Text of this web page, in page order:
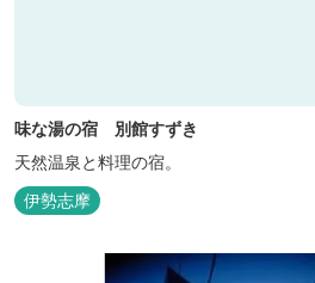
味な湯の宿 別館すずき
天然温泉と料理の宿。
伊勢志摩